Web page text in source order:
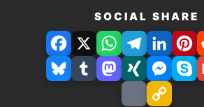
SOCIAL SHARE
Facebook
X WhatsApp
Telegram
LinkedIn
BlueskyTumblrMastodon
Xing
Drucken
Link